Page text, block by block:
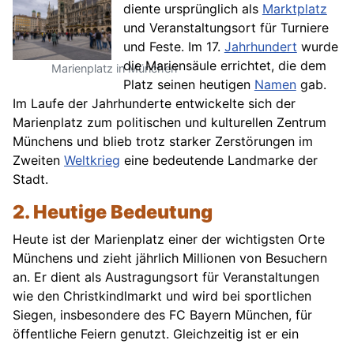
Marienplatz in München
diente ursprünglich als Marktplatz
und Veranstaltungsort für Turniere
und Feste. Im 17. Jahrhundert wurde
die Mariensäule errichtet, die dem
Platz seinen heutigen Namengab.
Im Laufe der Jahrhunderte entwickelte sich der
Marienplatz zum politischen und kulturellen Zentrum
Münchens und blieb trotz starker Zerstörungen im
Zweiten Weltkrieg eine bedeutende Landmarke der
Stadt.
2. Heutige Bedeutung
Heute ist der Marienplatz einer der wichtigsten Orte
Münchens und zieht jährlich Millionen von Besuchern
an. Er dient als Austragungsort für Veranstaltungen
wie den Christkindlmarkt und wird bei sportlichen
Siegen, insbesondere des FC Bayern München, für
öffentliche Feiern genutzt. Gleichzeitig ist er ein